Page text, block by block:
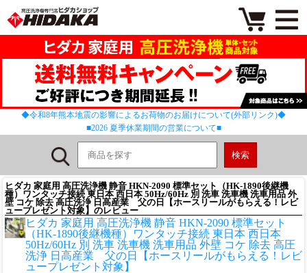
◆令和8年熊本地震の影響によるお荷物のお届けについて(外部リンク)◆
■2026 夏季休業期間の営業について■
ヒダカ 家庭用 高圧洗浄機 静音 HKN-2090 標準セット（HK-1890後継機
種）ワンタッチ接続 東日本 西日本 50Hz/60Hz 別 洗車 洗車機 洗車用品 外
壁 コケ 除去 高圧洗浄 日高産業 父の日【ホースリールがもらえる！レビ
ュープレゼント対象】のレビュー
ヒダカ 家庭用 高圧洗浄機 静音 HKN-2090 標準セット
（HK-1890後継機種）ワンタッチ接続 東日本 西日本
50Hz/60Hz 別 洗車 洗車機 洗車用品 外壁 コケ 除去 高圧
洗浄 日高産業 父の日【ホースリールがもらえる！レビ
ュープレゼント対象】